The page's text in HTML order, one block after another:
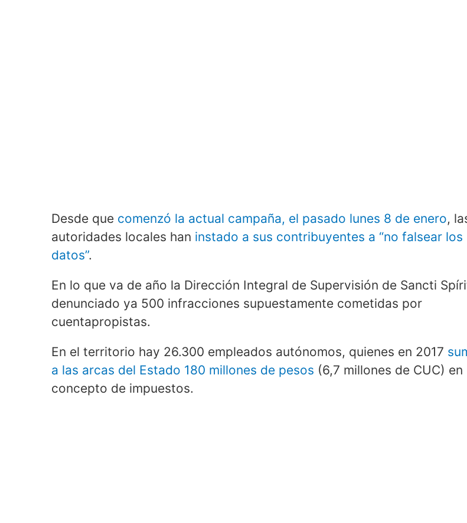
Desde que comenzó la actual campaña, el pasado lunes 8 de enero,
autoridades locales han instado a sus contribuyentes a “no falsear los
datos”.
En lo que va de año la Dirección Integral de Supervisión de Sancti
denunciado ya 500 infracciones supuestamente cometidas por
cuentapropistas.
En el territorio hay 26.300 empleados autónomos, quienes en 2017
a las arcas del Estado 180 millones de pesos (6,7 millones de CUC) en
concepto de impuestos.